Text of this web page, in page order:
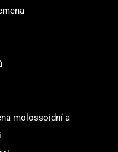
molossoidní a